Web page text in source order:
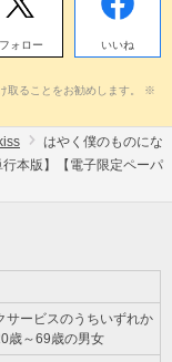
フォロー いいね
取ることをお勧めします。 ※
はやく僕のものにな
本版】【電子限定ペーパ
サービスのうちいずれか
歳～69歳の男女